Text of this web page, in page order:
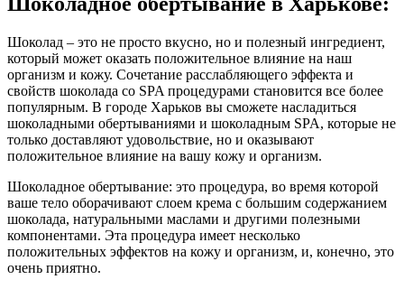
Шоколад – это не просто вкусно, но и полезный ингредиент,
который может оказать положительное влияние на наш
организм и кожу. Сочетание расслабляющего эффекта и
свойств шоколада со SPA процедурами становится все более
популярным. В городе Харьков вы сможете насладиться
шоколадными обертываниями и шоколадным SPA, которые не
только доставляют удовольствие, но и оказывают
положительное влияние на вашу кожу и организм.
Шоколадное обертывание: это процедура, во время которой
ваше тело оборачивают слоем крема с большим содержанием
шоколада, натуральными маслами и другими полезными
компонентами. Эта процедура имеет несколько
положительных эффектов на кожу и организм, и, конечно, это
очень приятно.